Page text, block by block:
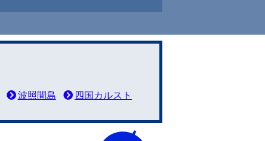
波照間島 四国カルスト